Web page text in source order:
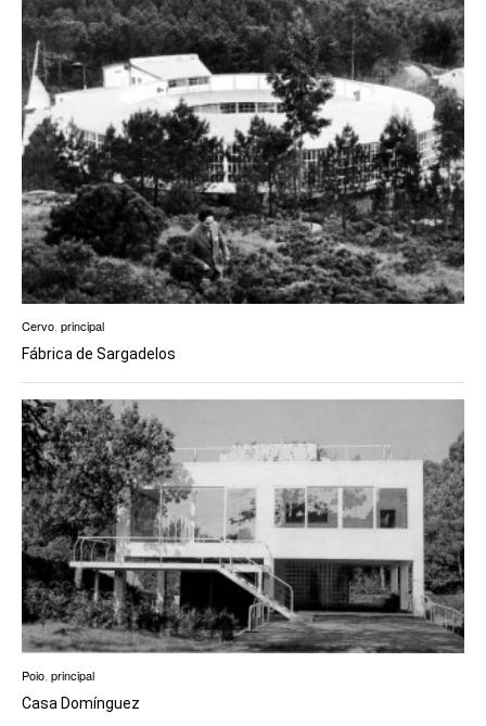
Cervo, principal
Fábrica de Sargadelos
Poio, principal
Casa Domínguez